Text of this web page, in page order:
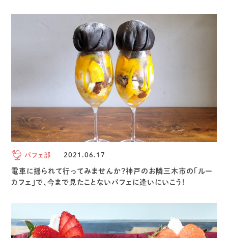
パフェ部 2021.06.17
電車に揺られて行ってみませんか？神戸のお隣三木市の「ルー
カフェ」で、今まで見たことないパフェに逢いにいこう！